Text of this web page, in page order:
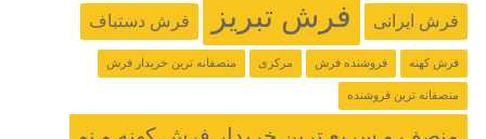
فرش ایرانی فرش تبریز فرش دستباف
فرش کهنه فروشنده فرش مرکزی منصفانه ترین خریدار فرش
منصفانه ترین فروشنده